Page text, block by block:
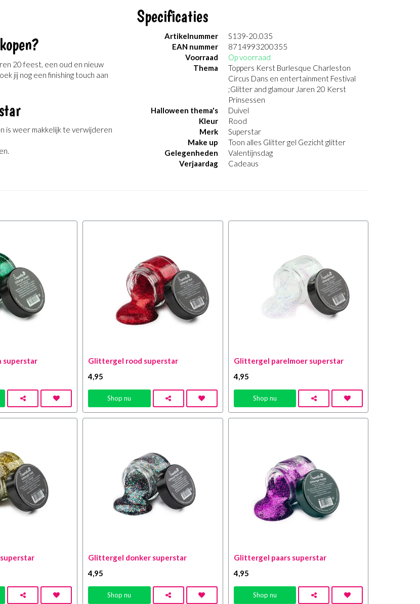
20 feest, een oud en nieuw
jij nog een finishing touch aan
is weer makkelijk te verwijderen
Specificaties
Artikelnummer
S139-20.035
EAN nummer
8714993200355
Voorraad
Op voorraad
Thema
Toppers Kerst Burlesque Charleston
Circus Dans en entertainment Festival
;Glitter and glamour Jaren 20 Kerst
Prinsessen
Halloween thema's
Duivel
Kleur
Rood
Merk
Superstar
Make up
Toon alles Glitter gel Gezicht glitter
Gelegenheden
Valentijnsdag
Verjaardag
Cadeaus
superstar
Glittergel rood superstar
4 ,95
Shop nu
Glittergel parelmoer superstar
4 ,95
Shop nu
Glittergel donker superstar
4,95
Shop nu
Glittergel paars superstar
4,95
Shop nu